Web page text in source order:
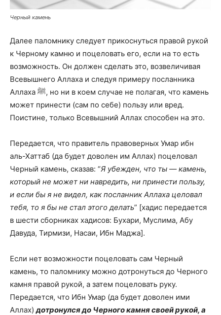
Черный камень
Далее паломнику следует прикоснуться правой рукой
к Черному камню и поцеловать его, если на то есть
возможность. Он должен сделать это, возвеличивая
Всевышнего Аллаха и следуя примеру посланника
Аллаха ﷺ, но ни в коем случае не полагая, что камень
может принести (сам по себе) пользу или вред.
Поистине, только Всевышний Аллах способен на это.
Передается, что правитель правоверных Умар ибн
аль-Хаттаб (да будет доволен им Аллах) поцеловал
Черный камень, сказав: “Я убежден, что ты — камень,
который не может ни навредить, ни принести пользу,
и если бы я не видел, как посланник Аллаха целовал
тебя, то я бы не стал этого делать” [хадис передается
в шести сборниках хадисов: Бухари, Муслима, Абу
Давуда, Тирмизи, Насаи, Ибн Маджа].
Если нет возможности поцеловать сам Черный
камень, то паломнику можно дотронуться до Черного
камня правой рукой, а затем поцеловать руку.
Передается, что Ибн Умар (да будет доволен ими
Аллах)дотронулся до Черного камня своей рукой, а